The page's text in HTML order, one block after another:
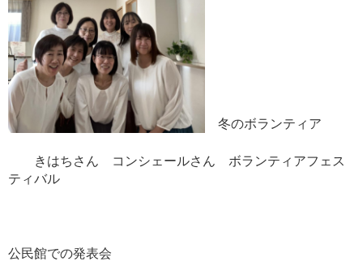
冬のボランティア
きはちさん コンシェールさん ボランティアフェス
ティバル
公民館での発表会